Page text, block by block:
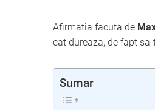
Afirmatia facuta de
cat dureaza, de fapt
Sumar